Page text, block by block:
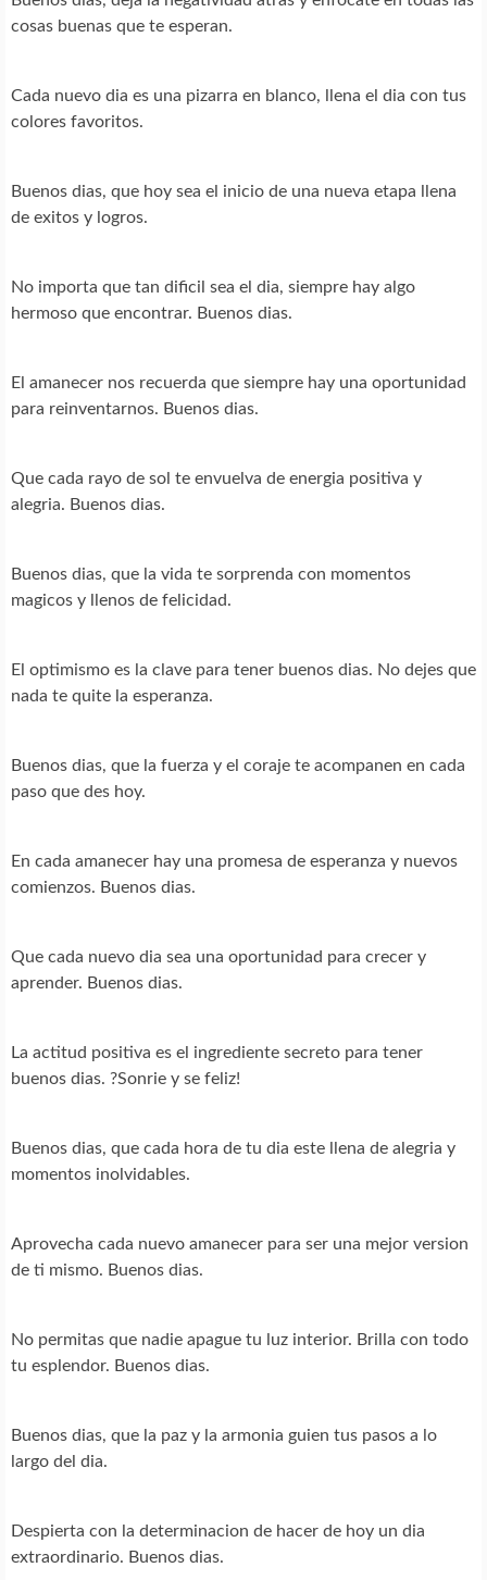
cosas buenas que te esperan.
Cada nuevo dia es una pizarra en blanco, llena el dia con tus
colores favoritos.
Buenos dias, que hoy sea el inicio de una nueva etapa llena
de exitos y logros.
No importa que tan dificil sea el dia, siempre hay algo
hermoso que encontrar. Buenos dias.
El amanecer nos recuerda que siempre hay una oportunidad
para reinventarnos. Buenos dias.
Que cada rayo de sol te envuelva de energia positiva y
alegria. Buenos dias.
Buenos dias, que la vida te sorprenda con momentos
magicos y llenos de felicidad.
El optimismo es la clave para tener buenos dias. No dejes que
nada te quite la esperanza.
Buenos dias, que la fuerza y el coraje te acompanen en cada
paso que des hoy.
En cada amanecer hay una promesa de esperanza y nuevos
comienzos. Buenos dias.
Que cada nuevo dia sea una oportunidad para crecer y
aprender. Buenos dias.
La actitud positiva es el ingrediente secreto para tener
buenos dias. ?Sonrie y se feliz!
Buenos dias, que cada hora de tu dia este llena de alegria y
momentos inolvidables.
Aprovecha cada nuevo amanecer para ser una mejor version
de ti mismo. Buenos dias.
No permitas que nadie apague tu luz interior. Brilla con todo
tu esplendor. Buenos dias.
Buenos dias, que la paz y la armonia guien tus pasos a lo
largo del dia.
Despierta con la determinacion de hacer de hoy un dia
extraordinario. Buenos dias.